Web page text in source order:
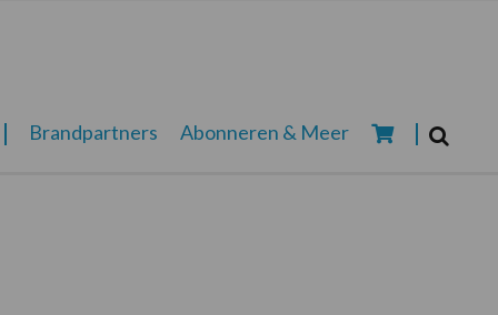
Brandpartners Abonneren & Meer